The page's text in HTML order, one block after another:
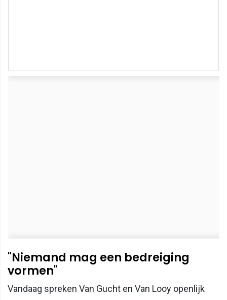
"Niemand mag een bedreiging
vormen"
Vandaag spreken Van Gucht en Van Looy openlijk